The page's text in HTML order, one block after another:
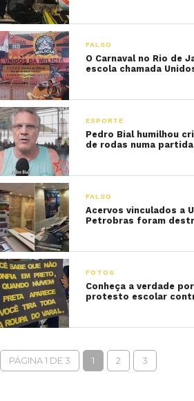
FALSO
O Carnaval no Rio de
escola chamada
ESPORTE
Pedro Bial humilhou
de rodas numa
FALSO
Acervos vinculados a
Petrobras foram
FOTOS
Conheça a verdade
protesto escolar
PÁGINA 1 DE 3 1 2 3